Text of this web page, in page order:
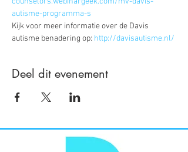
autisme-programma-s
Kijk voor meer informatie over de Davis
autisme benadering op: http://davisautisme.nl/
Deel dit evenement